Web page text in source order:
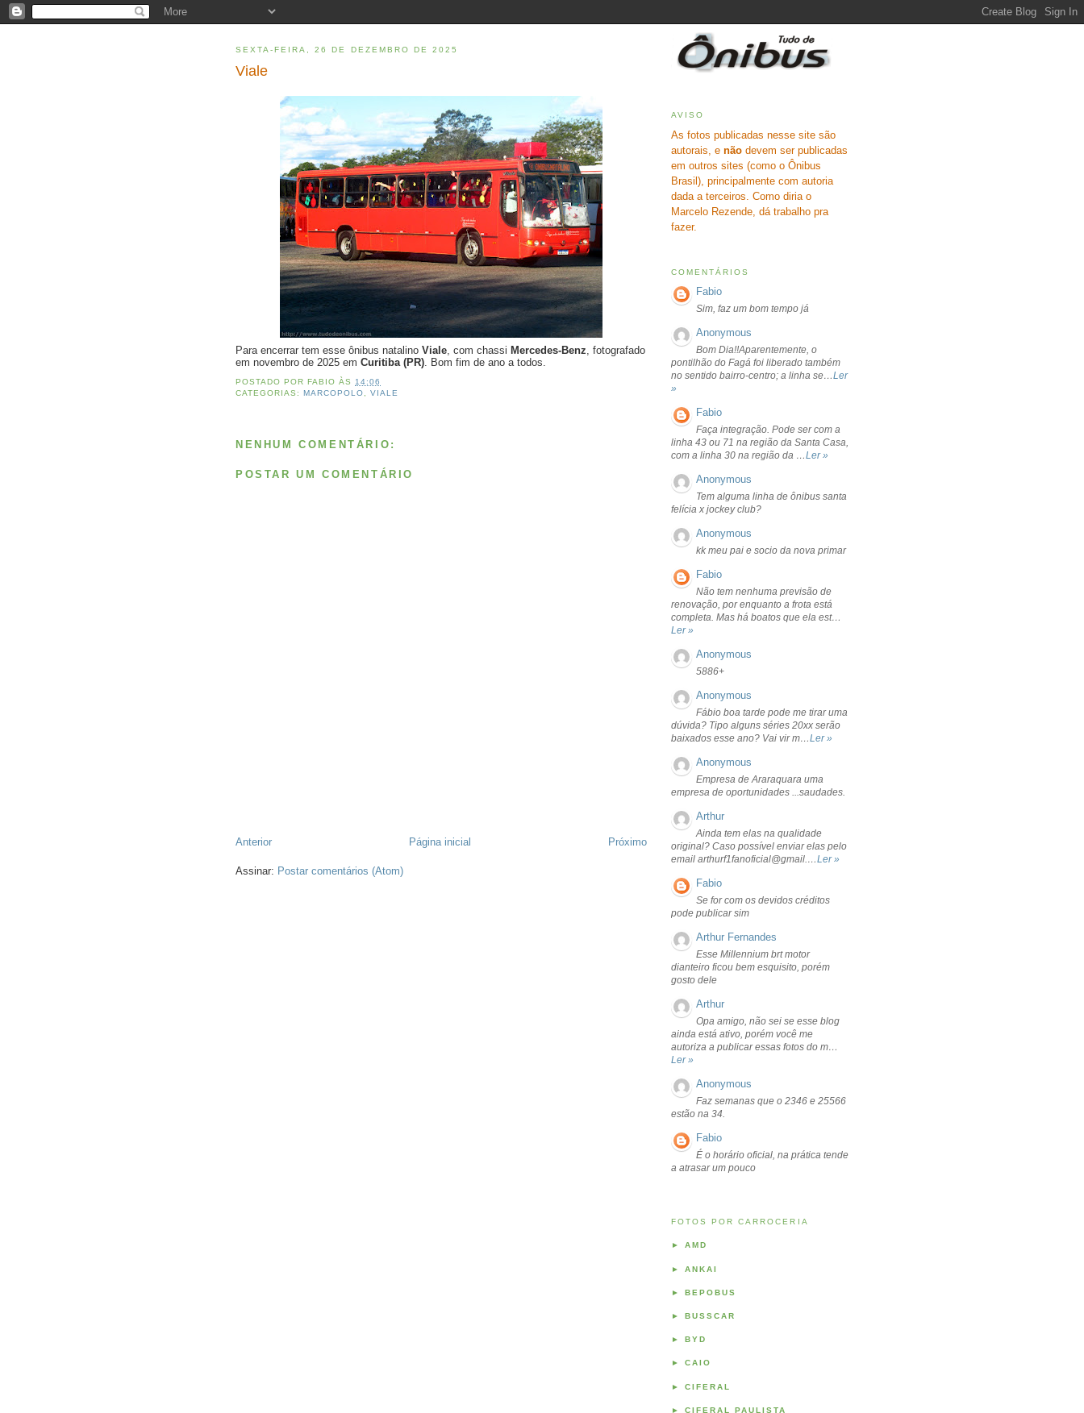
SEXTA-FEIRA, 26 DE DEZEMBRO DE 2025
Viale
Para encerrar tem esse ônibus natalino Viale, com chassi Mercedes-Benz, fotografado
em novembro de 2025 em Curitiba (PR). Bom fim de ano a todos.
POSTADO PORFABIO ÀS14:06
CATEGORIAS:MARCOPOLO,VIALE
NENHUM COMENTÁRIO:
POSTAR UM COMENTÁRIO
Anterior Próximo
Página inicial
Assinar: Postar comentários (Atom)
AVISO
As fotos publicadas nesse site são
autorais, e não devem ser publicadas
em outros sites (como o Ônibus
Brasil), principalmente com autoria
dada a terceiros. Como diria o
Marcelo Rezende, dá trabalho pra
fazer.
COMENTÁRIOS
Fabio
Sim, faz um bom tempo já
Anonymous
Bom Dia!!Aparentemente, o
pontilhão do Fagá foi liberado também
no sentido bairro-centro; a linha se…Ler
»
Fabio
Faça integração. Pode ser com a
linha 43 ou 71 na região da Santa Casa,
com a linha 30 na região da …Ler »
Anonymous
Tem alguma linha de ônibus santa
felícia x jockey club?
Anonymous
kk meu pai e socio da nova primar
Fabio
Não tem nenhuma previsão de
renovação, por enquanto a frota está
completa. Mas há boatos que ela est…
Ler »
Anonymous
5886+
Anonymous
Fábio boa tarde pode me tirar uma
dúvida? Tipo alguns séries 20xx serão
baixados esse ano? Vai vir m…Ler »
Anonymous
Empresa de Araraquara uma
empresa de oportunidades ...saudades.
Arthur
Ainda tem elas na qualidade
original? Caso possível enviar elas pelo
email arthurf1fanoficial@gmail.…Ler »
Fabio
Se for com os devidos créditos
pode publicar sim
Arthur Fernandes
Esse Millennium brt motor
dianteiro ficou bem esquisito, porém
gosto dele
Arthur
Opa amigo, não sei se esse blog
ainda está ativo, porém você me
autoriza a publicar essas fotos do m…
Ler »
Anonymous
Faz semanas que o 2346 e 25566
estão na 34.
Fabio
É o horário oficial, na prática tende
a atrasar um pouco
FOTOS POR CARROCERIA
► AMD
► ANKAI
► BEPOBUS
► BUSSCAR
► BYD
► CAIO
► CIFERAL
► CIFERAL PAULISTA